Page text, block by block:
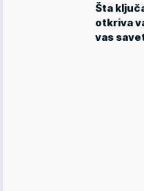
Šta
otkriva
vas